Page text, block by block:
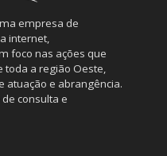
empresa de
internet,
foco nas ações que
toda a região Oeste,
atuação e abrangência.
consulta e